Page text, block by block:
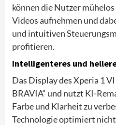
können die Nutzer
Videos aufnehmen und
und intuitiven
profitieren.
Intelligenteres und
Das Display des Xperia 1
BRAVIA“ und nutzt KI-
Farbe und Klarheit zu
Technologie optimiert